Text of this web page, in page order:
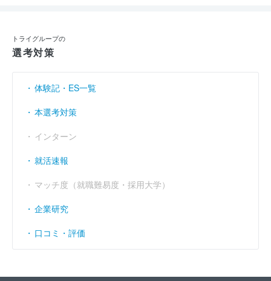
トライグループの
選考対策
体験記・ES一覧
本選考対策
インターン
就活速報
マッチ度（就職難易度・採用大学）
企業研究
口コミ・評価